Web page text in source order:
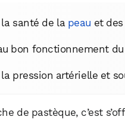
santé de la peau et des
bon fonctionnement
pression artérielle et
de pastèque, c’est